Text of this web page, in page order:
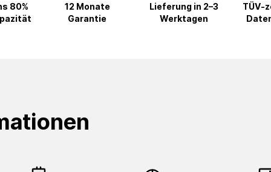
80%
12 Monate
Garantie
Lieferung in 2–3
Werktagen
TÜV-